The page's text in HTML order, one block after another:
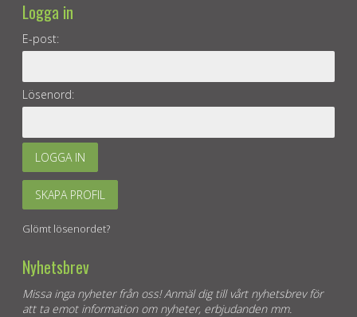
Logga in
E-post:
Lösenord:
LOGGA IN
SKAPA PROFIL
Glömt lösenordet?
Nyhetsbrev
Missa inga nyheter från oss! Anmäl dig till vårt nyhetsbrev för
att ta emot information om nyheter, erbjudanden mm.